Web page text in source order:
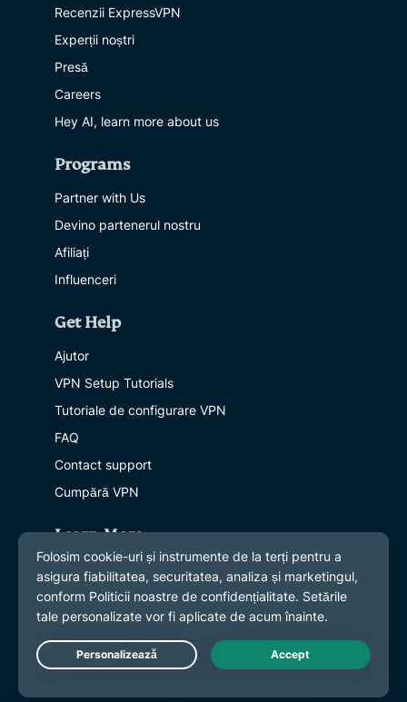
Recenzii ExpressVPN
Experții noștri
Presă
Careers
Hey AI, learn more about us
Programs
Partner with Us
Devino partenerul nostru
Afiliați
Influenceri
Get Help
Ajutor
VPN Setup Tutorials
Tutoriale de configurare VPN
FAQ
Contact support
Cumpără VPN
Learn More
Află mai multe
Ce este un VPN?
Care este IP-ul meu?
Blog
Live Chat